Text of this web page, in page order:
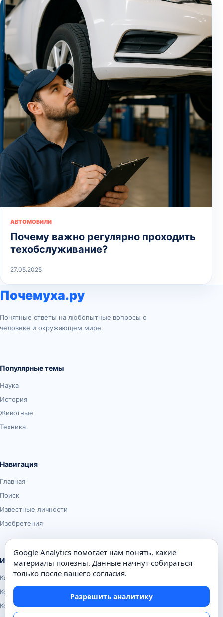
АВТОМОБИЛИ
Почему важно регулярно проходить
техобслуживание?
27.05.2025
Почемуха.ру
Понятные ответы на любопытные вопросы о
человеке и окружающем мире.
Популярные темы
Наука
История
Животные
Техника
Навигация
Главная
Поиск
Известные личности
Изобретения
Информация
Карта сайта
Контакты
Конфиденциальность
Google Analytics помогает нам понять, какие
материалы полезны. Данные начнут собираться
только после вашего согласия.
Разрешить аналитику